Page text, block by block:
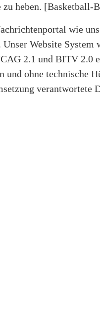
zu heben. [Basketball-
wie
Website System
2.1 und BITV 2.0
ohne technische
verantwortete